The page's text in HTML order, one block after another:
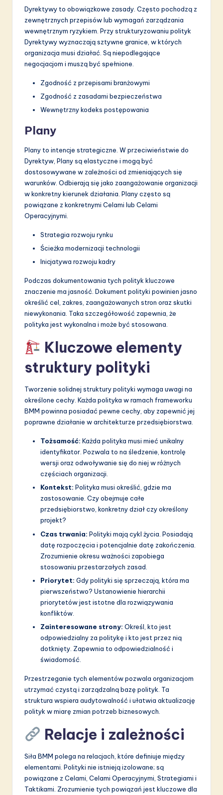
Dyrektywy to obowiązkowe zasady. Często pochodzą z
zewnętrznych przepisów lub wymagań zarządzania
wewnętrznym ryzykiem. Przy strukturyzowaniu polityk
Dyrektywy wyznaczają sztywne granice, w których
organizacja musi działać. Są niepodlegające
negocjacjom i muszą być spełnione.
Zgodność z przepisami branżowymi
Zgodność z zasadami bezpieczeństwa
Wewnętrzny kodeks postępowania
Plany
Plany to intencje strategiczne. W przeciwieństwie do
Dyrektyw, Plany są elastyczne i mogą być
dostosowywane w zależności od zmieniających się
warunków. Odbierają się jako zaangażowanie organizacji
w konkretny kierunek działania. Plany często są
powiązane z konkretnymi Celami lub Celami
Operacyjnymi.
Strategia rozwoju rynku
Ścieżka modernizacji technologii
Inicjatywa rozwoju kadry
Podczas dokumentowania tych polityk kluczowe
znaczenie ma jasność. Dokument polityki powinien jasno
określić cel, zakres, zaangażowanych stron oraz skutki
niewykonania. Taka szczegółowość zapewnia, że
polityka jest wykonalna i może być stosowana.
Kluczowe elementy
struktury polityki
Tworzenie solidnej struktury polityki wymaga uwagi na
określone cechy. Każda polityka w ramach frameworku
BMM powinna posiadać pewne cechy, aby zapewnić jej
poprawne działanie w architekturze przedsiębiorstwa.
Tożsamość: Każda polityka musi mieć unikalny
identyfikator. Pozwala to na śledzenie, kontrolę
wersji oraz odwoływanie się do niej w różnych
częściach organizacji.
Kontekst: Polityka musi określić, gdzie ma
zastosowanie. Czy obejmuje całe
przedsiębiorstwo, konkretny dział czy określony
projekt?
Czas trwania: Polityki mają cykl życia. Posiadają
datę rozpoczęcia i potencjalnie datę zakończenia.
Zrozumienie okresu ważności zapobiega
stosowaniu przestarzałych zasad.
Priorytet: Gdy polityki się sprzeczają, która ma
pierwszeństwo? Ustanowienie hierarchii
priorytetów jest istotne dla rozwiązywania
konfliktów.
Zainteresowane strony: Określ, kto jest
odpowiedzialny za politykę i kto jest przez nią
dotknięty. Zapewnia to odpowiedzialność i
świadomość.
Przestrzeganie tych elementów pozwala organizacjom
utrzymać czystą i zarządzalną bazę polityk. Ta
struktura wspiera audytowalność i ułatwia aktualizację
polityk w miarę zmian potrzeb biznesowych.
Relacje i zależności
Siła BMM polega na relacjach, które definiuje między
elementami. Polityki nie istnieją izolowane; są
powiązane z Celami, Celami Operacyjnymi, Strategiami i
Taktikami. Zrozumienie tych powiązań jest kluczowe dla